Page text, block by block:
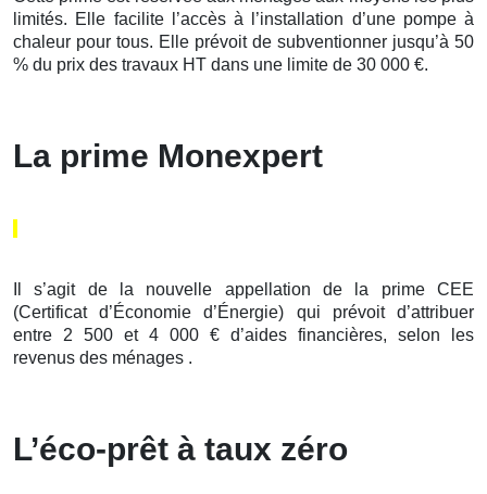
limités. Elle facilite l’accès à l’installation d’une pompe à
chaleur pour tous. Elle prévoit de subventionner jusqu’à 50
% du prix des travaux HT dans une limite de 30 000 €.
La prime Monexpert
Il s’agit de la nouvelle appellation de la prime CEE
(Certificat d’Économie d’Énergie) qui prévoit d’attribuer
entre 2 500 et 4 000 € d’aides financières, selon les
revenus des ménages .
L’éco-prêt à taux zéro